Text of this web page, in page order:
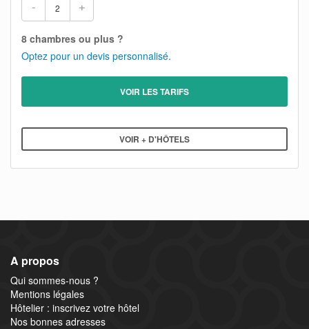
- +
8 chambres ou plus ?
Optez pour un devis personnalisé.
VOIR LES TARIFS
VOIR + D'HÔTELS
A propos
Qui sommes-nous ?
Mentions légales
Hôtelier : inscrivez votre hôtel
Nos bonnes adresses